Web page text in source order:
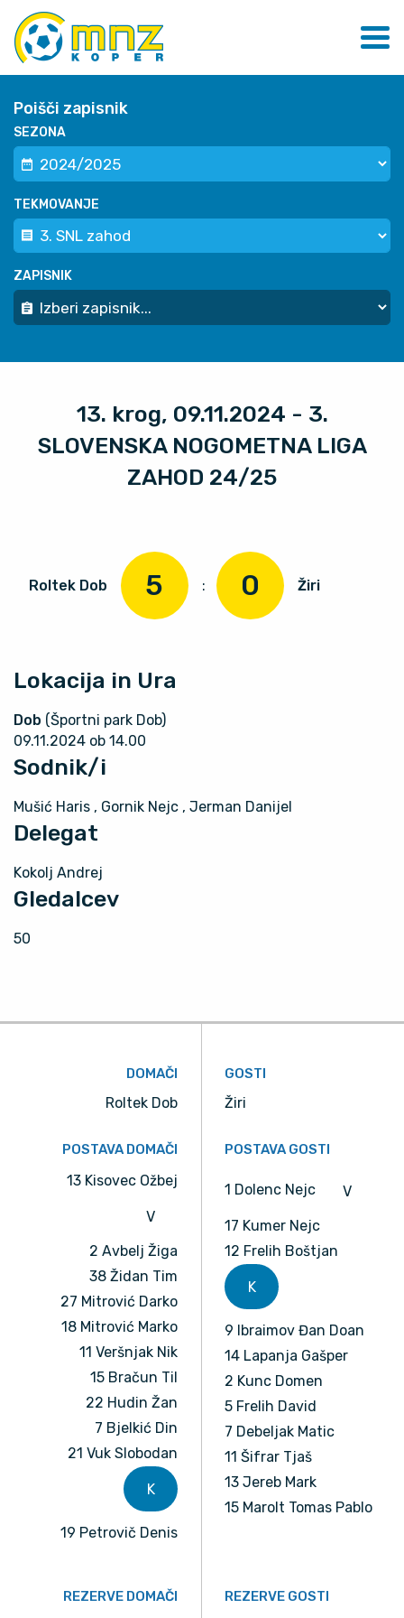
Poišči zapisnik
SEZONA
TEKMOVANJE
ZAPISNIK
13. krog, 09.11.2024 - 3.
SLOVENSKA NOGOMETNA LIGA
ZAHOD 24/25
Roltek Dob 5 : 0 Žiri
Lokacija in Ura
Dob (Športni park Dob)
09.11.2024 ob 14.00
Sodnik/i
Mušić Haris , Gornik Nejc , Jerman Danijel
Delegat
Kokolj Andrej
Gledalcev
50
DOMAČI
Roltek Dob
GOSTI
Žiri
POSTAVA DOMAČI
13 Kisovec Ožbej
V
2 Avbelj Žiga
38 Židan Tim
27 Mitrović Darko
18 Mitrović Marko
11 Veršnjak Nik
15 Bračun Til
22 Hudin Žan
7 Bjelkić Din
21 Vuk Slobodan
K
19 Petrovič Denis
POSTAVA GOSTI
1 Dolenc Nejc V
17 Kumer Nejc
12 Frelih Boštjan
K
9 Ibraimov Đan Doan
14 Lapanja Gašper
2 Kunc Domen
5 Frelih David
7 Debeljak Matic
11 Šifrar Tjaš
13 Jereb Mark
15 Marolt Tomas Pablo
REZERVE DOMAČI REZERVE GOSTI